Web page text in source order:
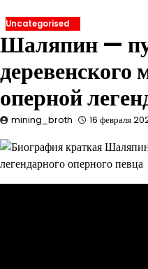
Uncategorised
Шаляпин —
деревенского
оперной
mining_broth 16 февраля